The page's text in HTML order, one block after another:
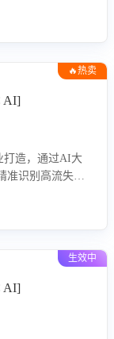
行为。通过提
🔥热卖
AI]
打造，通过AI大
准识别高流失风
回策略，迅速
生效中
AI]